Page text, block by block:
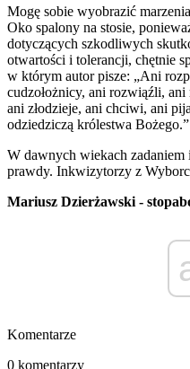
Mogę sobie wyobrazić
Oko spalony na stosie,
dotyczących szkodliwych
otwartości i tolerancji, chętnie
w którym autor pisze: „Ani
cudzołożnicy, ani rozwiąźli,
ani złodzieje, ani chciwi, ani
odziedziczą królestwa
W dawnych wiekach
prawdy. Inkwizytorzy z
Mariusz Dzierżawski -
Komentarze
0 komentarzy